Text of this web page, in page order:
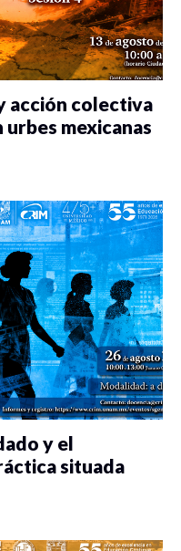
acción colectiva
mexicanas
y el
situada